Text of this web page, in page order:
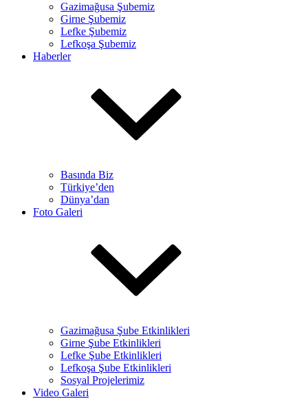
Gazimağusa Şubemiz
Girne Şubemiz
Lefke Şubemiz
Lefkoşa Şubemiz
Haberler
Basında Biz
Türkiye’den
Dünya’dan
Foto Galeri
Gazimağusa Şube Etkinlikleri
Girne Şube Etkinlikleri
Lefke Şube Etkinlikleri
Lefkoşa Şube Etkinlikleri
Sosyal Projelerimiz
Video Galeri